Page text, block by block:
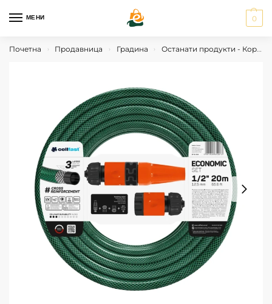
МЕНИ 0
Почетна › Продавница › Градина › Останати продукти - Корисни Алатки